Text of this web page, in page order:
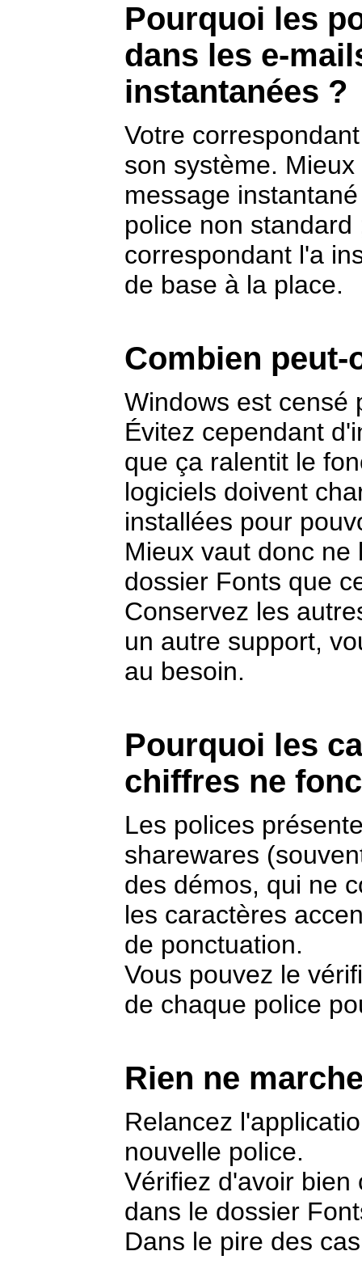
Pourquoi les
dans les e-
instantanées ?
Votre
son système.
message
police non
correspondant l'a
de base à la place.
Combien
Windows est censé
Évitez cependant
que ça ralentit le
logiciels doivent
installées pour
Mieux vaut donc
dossier Fonts que
Conservez les
un autre support,
au besoin.
Pourquoi les
chiffres ne
Les polices
sharewares
des démos, qui ne
les caractères
de ponctuation.
Vous pouvez le
de chaque police
Rien ne
Relancez
nouvelle police.
Vérifiez d'avoir bien
dans le dossier
Dans le pire des